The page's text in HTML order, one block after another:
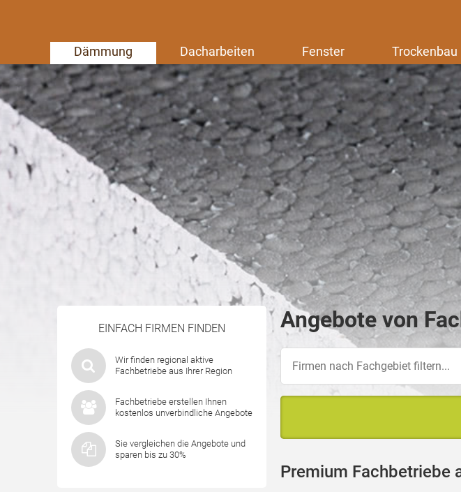
Dämmung Dacharbeiten Fenster Trockenbau
EINFACH FIRMEN FINDEN
Wir finden regional aktive
Fachbetriebe aus Ihrer Region
Fachbetriebe erstellen Ihnen
kostenlos unverbindliche Angebote
Sie vergleichen die Angebote und
sparen bis zu 30%
Angebote von
Premium Fachbetriebe